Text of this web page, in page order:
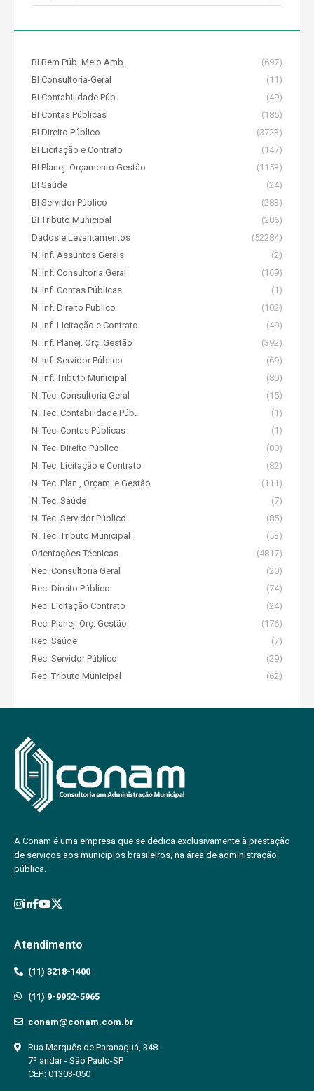
BI Bem Púb. Meio Amb.
(697)
BI Consultoria-Geral
(11)
BI Contabilidade Púb.
(49)
BI Contas Públicas
(185)
BI Direito Público
(3723)
BI Licitação e Contrato
(147)
BI Planej. Orçamento Gestão
(1153)
BI Saúde
(24)
BI Servidor Público
(283)
BI Tributo Municipal
(206)
Dados e Levantamentos
(52284)
N. Inf. Assuntos Gerais
(2)
N. Inf. Consultoria Geral
(169)
N. Inf. Contas Públicas
(1)
N. Inf. Direito Público
(102)
N. Inf. Licitação e Contrato
(49)
N. Inf. Planej. Orç. Gestão
(392)
N. Inf. Servidor Público
(69)
N. Inf. Tributo Municipal
(80)
N. Tec. Consultoria Geral
(15)
N. Tec. Contabilidade Púb.
(1)
N. Tec. Contas Públicas
(1)
N. Tec. Direito Público
(80)
N. Tec. Licitação e Contrato
(82)
N. Tec. Plan., Orçam. e Gestão
(111)
N. Tec. Saúde
(7)
N. Tec. Servidor Público
(85)
N. Tec. Tributo Municipal
(53)
Orientações Técnicas
(4817)
Rec. Consultoria Geral
(20)
Rec. Direito Público
(74)
Rec. Licitação Contrato
(24)
Rec. Planej. Orç. Gestão
(176)
Rec. Saúde
(7)
Rec. Servidor Público
(29)
Rec. Tributo Municipal
(62)
A Conam é uma empresa que se dedica exclusivamente à prestação
de serviços aos municípios brasileiros, na área de administração
pública.
Atendimento
(11) 3218-1400
(11) 9-9952-5965
conam@conam.com.br
Rua Marquês de Paranaguá, 348
7º andar - São Paulo-SP
CEP.: 01303-050